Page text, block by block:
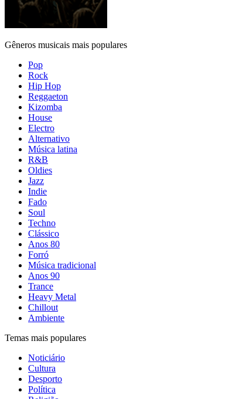
Gêneros musicais mais populares
Pop
Rock
Hip Hop
Reggaeton
Kizomba
House
Electro
Alternativo
Música latina
R&B
Oldies
Jazz
Indie
Fado
Soul
Techno
Clássico
Anos 80
Forró
Música tradicional
Anos 90
Trance
Heavy Metal
Chillout
Ambiente
Temas mais populares
Noticiário
Cultura
Desporto
Política